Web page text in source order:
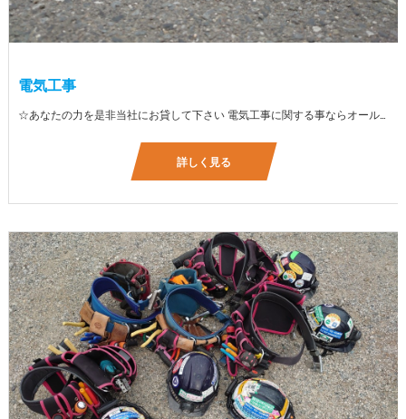
電気工事
☆あなたの力を是非当社にお貸して下さい 電気工事に関する事ならオールマイティに対応しております（室内配線・室外配線、スイッチコンセント取付け、照明器具取付け、配電盤取付け、エアコン取付け、LANケーブル配線、アンテナ取付けなど） 【工具支給致します】 また新品工具と新品作業服を完全支給を致します。 高品質の作業服と工具入社してくれた方には支給致します♪
詳しく見る